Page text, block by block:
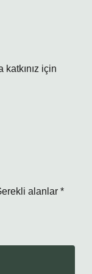
için
alanlar *